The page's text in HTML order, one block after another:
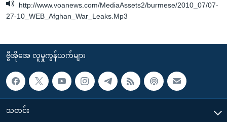
http://www.voanews.com/MediaAssets2/burmese/2010_07/07-
27-10_WEB_Afghan_War_Leaks.Mp3
ဗွီအိုအေ လူမှုကွန်ယက်များ
သတင်း